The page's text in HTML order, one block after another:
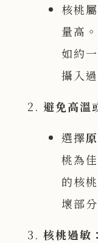
核桃
量高
如約
攝入
避免高溫
選擇
桃為
的核
壞部
核桃過敏：